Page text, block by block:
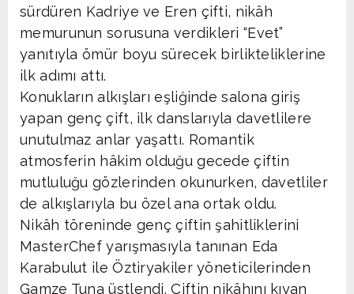
sürdüren Kadriye ve Eren çifti, nikâh
memurunun sorusuna verdikleri “Evet”
yanıtıyla ömür boyu sürecek birlikteliklerine
ilk adımı attı.
Konukların alkışları eşliğinde salona giriş
yapan genç çift, ilk danslarıyla davetlilere
unutulmaz anlar yaşattı. Romantik
atmosferin hâkim olduğu gecede çiftin
mutluluğu gözlerinden okunurken, davetliler
de alkışlarıyla bu özel ana ortak oldu.
Nikâh töreninde genç çiftin şahitliklerini
MasterChef yarışmasıyla tanınan Eda
Karabulut ile Öztiryakiler yöneticilerinden
Gamze Tuna üstlendi. Çiftin nikâhını kıyan